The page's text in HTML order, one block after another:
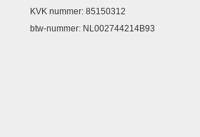
KVK nummer: 85150312
btw-nummer: NL002744214B93